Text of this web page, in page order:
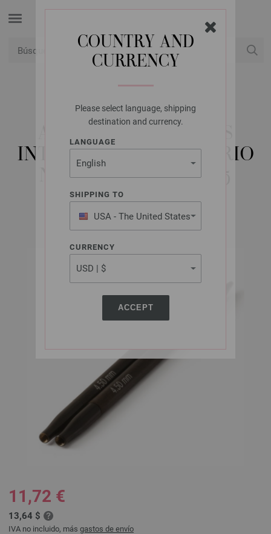
COUNTRY AND
CURRENCY
Please select language, shipping
destination and currency.
LANGUAGE
SHIPPING TO
USA - The United States
of America
CURRENCY
ACCEPT
LANA GROSSA
AGUJAS CIRCULARES
INTERCAMBIABLES VARIO
NERA ÉBANO NO. 4,5
11,72 €
13,64 $
IVA no incluido, más gastos de envío